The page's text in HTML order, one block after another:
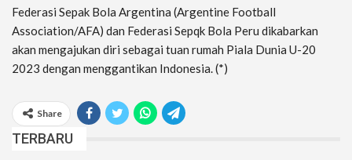
Federasi Sepak Bola Argentina (Argentine Football
Association/AFA) dan Federasi Sepqk Bola Peru dikabarkan
akan mengajukan diri sebagai tuan rumah Piala Dunia U-20
2023 dengan menggantikan Indonesia. (*)
Share
TERBARU